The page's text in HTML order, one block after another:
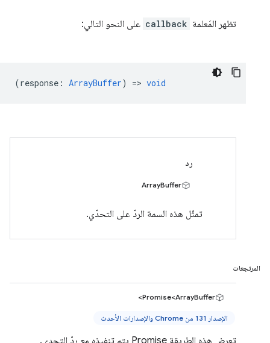
تظهر المَعلمة callback على النحو التالي:
(response : ArrayBuffer) => void
رد
ArrayBuffer
تمثّل هذه السمة الردّ على التحدّي.
المرتجعات
Promise<ArrayBuffer>
الإصدار 131 من Chrome والإصدارات الأحدث
تعرض هذه الطريقة Promise يتم تنفيذه مع ردّ التحدي.